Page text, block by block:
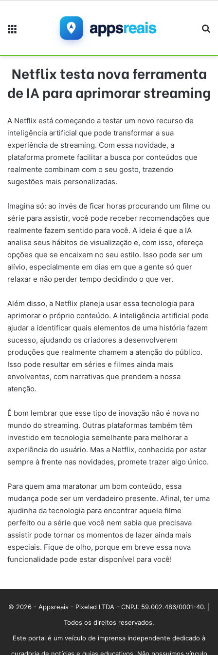
Netflix testa nova ferramenta
de IA para aprimorar streaming
A Netflix está começando a testar um novo recurso de
inteligência artificial que pode transformar a sua
experiência de streaming. Com essa novidade, a
plataforma promete facilitar a busca por conteúdos que
realmente combinam com o seu gosto, trazendo
sugestões mais personalizadas.
Imagina só: ao invés de ficar horas procurando um filme ou
série para assistir, você pode receber recomendações que
realmente fazem sentido para você. A ideia é que a IA
analise seus hábitos de visualização e, com isso, ofereça
opções que se encaixem no seu estilo. Isso pode ser um
alívio, especialmente em dias em que a gente só quer
relaxar e não perder tempo decidindo o que ver.
Além disso, a Netflix planeja usar essa tecnologia para
aprimorar o próprio conteúdo. A inteligência artificial pode
ajudar a identificar quais elementos de uma história fazem
sucesso, ajudando os criadores a desenvolverem
produções que realmente chamem a atenção do público.
Isso pode resultar em séries e filmes ainda mais
envolventes, com narrativas que prendem a nossa
atenção.
É bom lembrar que esse tipo de inovação não é nova no
mundo do streaming. Outras plataformas também têm
investido em tecnologia semelhante para melhorar a
experiência do usuário. Mas a Netflix, conhecida por estar
sempre à frente nas novidades, promete trazer algo único.
Para quem ama maratonar um bom conteúdo, essa
mudança pode ser um verdadeiro presente. Afinal, ter uma
ajudinha da tecnologia para encontrar aquele filme
perfeito ou a série que você nem sabia que precisava
assistir pode tornar os momentos de lazer ainda mais
especiais. Fique de olho, porque em breve essa nova
funcionalidade pode estar disponível para você!
© 2026 - Appsreais - Pixelad LTDA - CNPJ: 59.002.486/0001-40. |
Todos os direitos reservados.
Este portal é um veículo de imprensa independente dedicado à
curadoria de notícias e guias educativos. Não possuímos vínculo